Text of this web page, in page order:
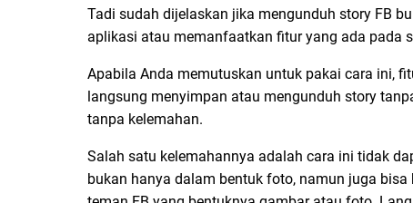
Tadi sudah dijelaskan jika mengunduh story FB
aplikasi atau memanfaatkan fitur yang ada pada
Apabila Anda memutuskan untuk pakai cara ini,
langsung menyimpan atau mengunduh story
tanpa kelemahan.
Salah satu kelemahannya adalah cara ini tidak
bukan hanya dalam bentuk foto, namun juga